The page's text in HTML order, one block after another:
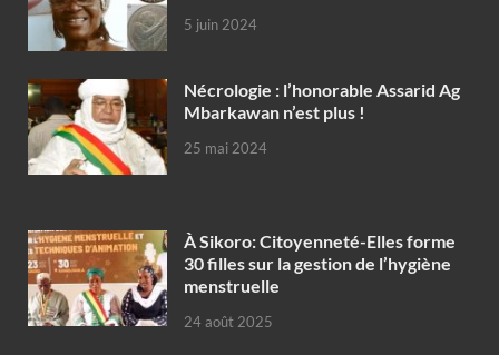
5 juin 2024
Nécrologie : l’honorable Assarid Ag
Mbarkawan n’est plus !
25 mai 2024
À Sikoro: Citoyenneté-Elles forme
30 filles sur la gestion de l’hygiène
menstruelle
24 août 2025